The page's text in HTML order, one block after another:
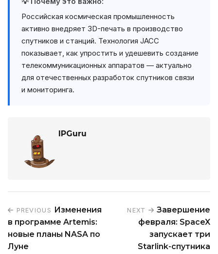
Российская космическая промышленность
активно внедряет 3D-печать в производство
спутников и станций. Технология JACC
показывает, как упростить и удешевить создание
телекоммуникационных аппаратов — актуально
для отечественных разработок спутников связи
и мониторинга.
IPGuru
PREVIOUS Изменения
в программе Artemis:
новые планы NASA по
Луне
NEXT
Завершение
февраля: SpaceX
запускает три
Starlink-спутника